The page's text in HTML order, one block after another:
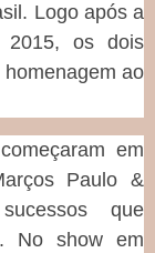
Logo após a
os dois
ao
em
Paulo &
que
No show em